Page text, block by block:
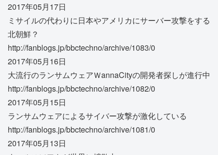
2017年05月17日
ミサイルの代わりに日本やアメリカにサーバー攻撃をする
北朝鮮？
http://fanblogs.jp/bbctechno/archive/1083/0
2017年05月16日
大流行のランサムウェアＷannaCityの開発者探しが進行中
http://fanblogs.jp/bbctechno/archive/1082/0
2017年05月15日
ランサムウェアによるサイバー攻撃が激化している
http://fanblogs.jp/bbctechno/archive/1081/0
2017年05月13日